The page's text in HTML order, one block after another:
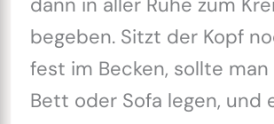
begeben. Sitzt der Kopf
fest im Becken, sollte
Bett oder Sofa legen, und